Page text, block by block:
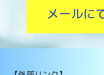
メールに